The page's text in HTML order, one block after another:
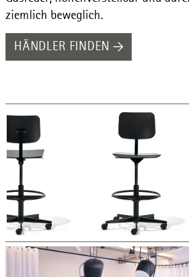
ziemlich beweglich.
HÄNDLER FINDEN